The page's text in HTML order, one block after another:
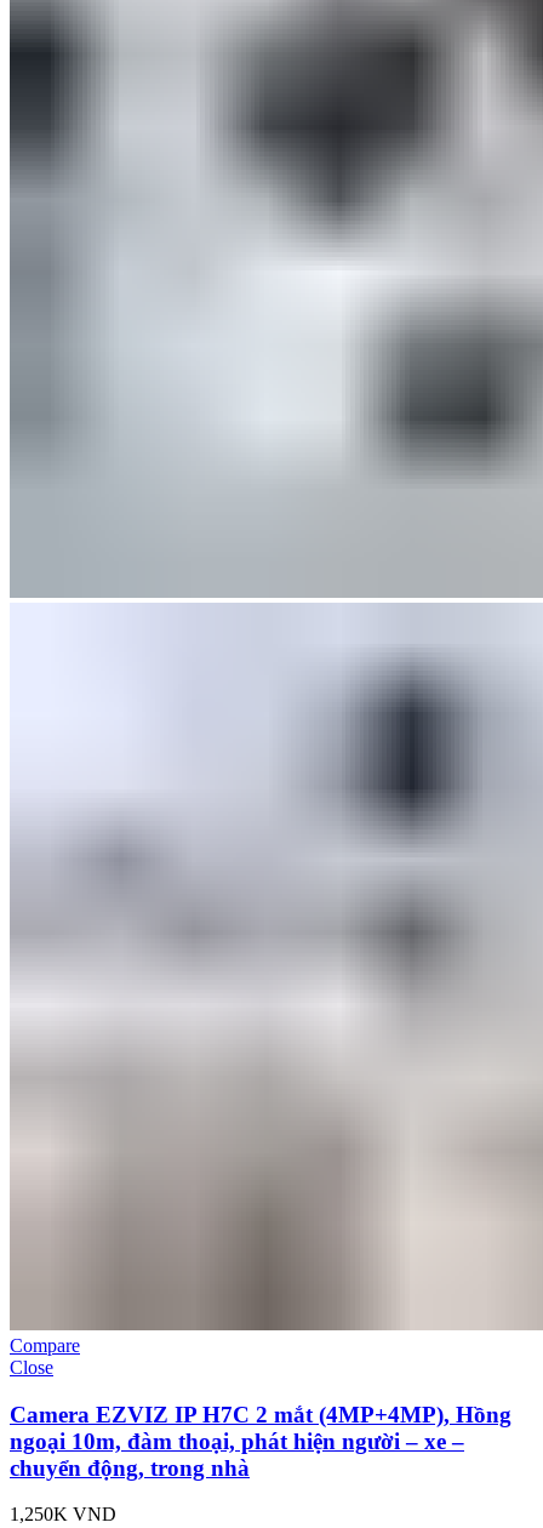
Compare
Close
Camera EZVIZ IP H7C 2 mắt (4MP+4MP), Hồng
ngoại 10m, đàm thoại, phát hiện người – xe –
chuyển động, trong nhà
1,250K VND